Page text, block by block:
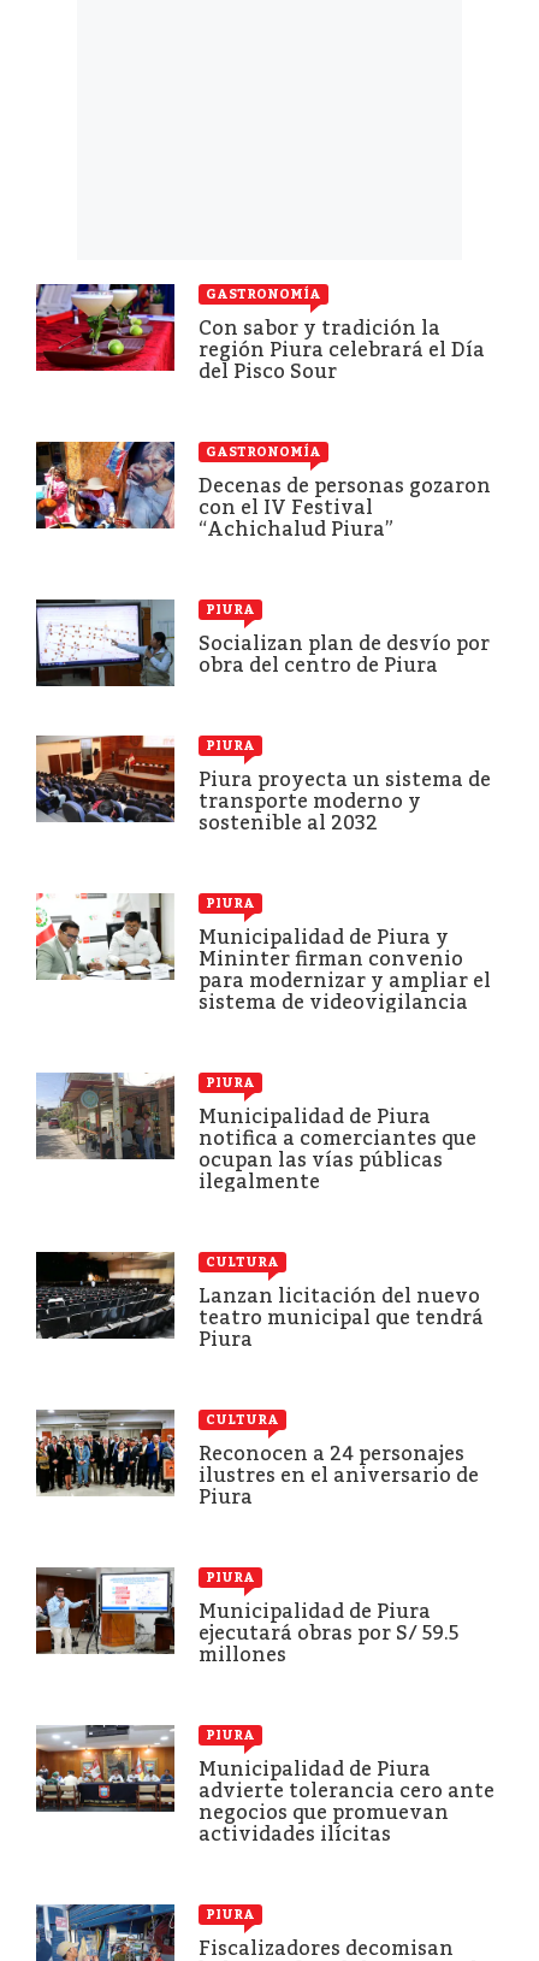
GASTRONOMÍA
Con sabor y tradición la
región Piura celebrará el Día
del Pisco Sour
GASTRONOMÍA
Decenas de personas gozaron
con el IV Festival
“Achichalud Piura”
PIURA
Socializan plan de desvío por
obra del centro de Piura
PIURA
Piura proyecta un sistema de
transporte moderno y
sostenible al 2032
PIURA
Municipalidad de Piura y
Mininter firman convenio
para modernizar y ampliar el
sistema de videovigilancia
PIURA
Municipalidad de Piura
notifica a comerciantes que
ocupan las vías públicas
ilegalmente
CULTURA
Lanzan licitación del nuevo
teatro municipal que tendrá
Piura
CULTURA
Reconocen a 24 personajes
ilustres en el aniversario de
Piura
PIURA
Municipalidad de Piura
ejecutará obras por S/ 59.5
millones
PIURA
Municipalidad de Piura
advierte tolerancia cero ante
negocios que promuevan
actividades ilícitas
PIURA
Fiscalizadores decomisan